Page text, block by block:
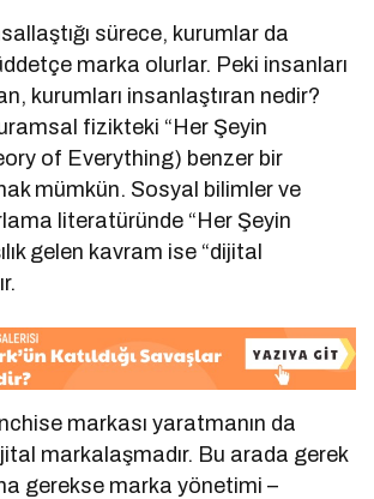
sürece, kurumlar da
marka olurlar. Peki insanları
kurumları insanlaştıran nedir?
fizikteki “Her Şeyin
of Everything) benzer bir
mümkün. Sosyal bilimler ve
literatüründe “Her Şeyin
gelen kavram ise “dijital
markası yaratmanın da
markalaşmadır. Bu arada gerek
gerekse marka yönetimi –